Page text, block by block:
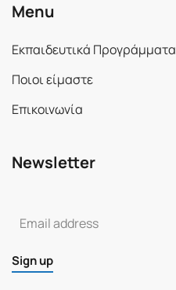
Menu
Εκπαιδευτικά Προγράμματα
Ποιοι είμαστε
Επικοινωνία
Newsletter
Sign up